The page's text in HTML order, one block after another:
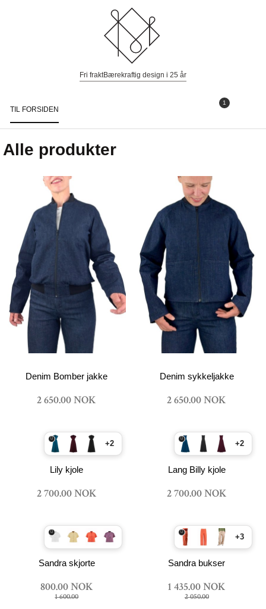
Fri fraktBærekraftig design i 25 år
1
TIL FORSIDEN
Alle produkter
Denim Bomber jakke
2 650.00 NOK
Denim sykkeljakke
2 650.00 NOK
+2
Lily kjole
2 700.00 NOK
+2
Lang Billy kjole
2 700.00 NOK
Sandra skjorte
800.00 NOK
1 600.00
+3
Sandra bukser
1 435.00 NOK
2 050.00